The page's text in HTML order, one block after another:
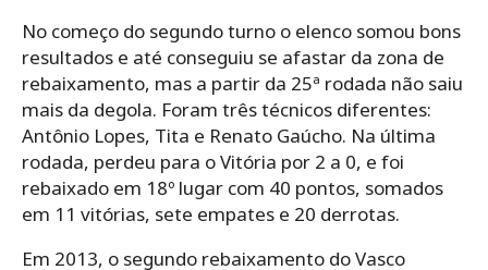
No começo do segundo turno o elenco somou bons
resultados e até conseguiu se afastar da zona de
rebaixamento, mas a partir da 25ª rodada não saiu
mais da degola. Foram três técnicos diferentes:
Antônio Lopes, Tita e Renato Gaúcho. Na última
rodada, perdeu para o Vitória por 2 a 0, e foi
rebaixado em 18º lugar com 40 pontos, somados
em 11 vitórias, sete empates e 20 derrotas.
Em 2013, o segundo rebaixamento do Vasco